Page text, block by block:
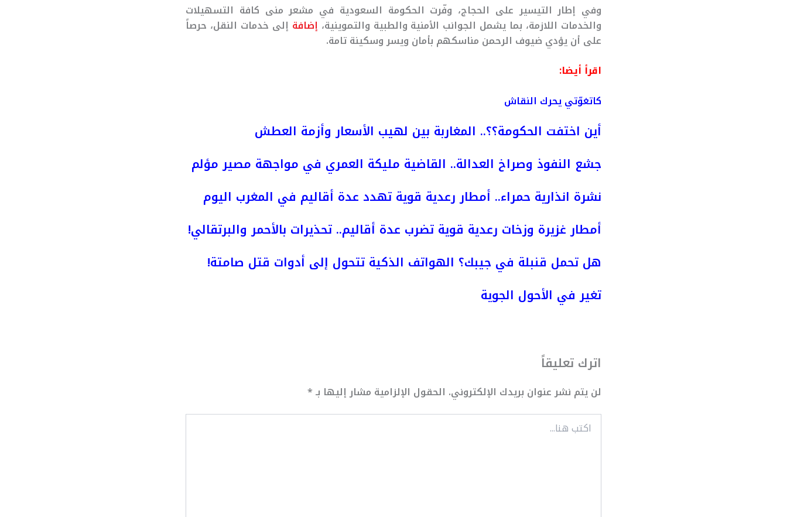
وفي إطار التيسير على الحجاج، وفّرت الحكومة السعودية في مشعر منى كافة التسهيلات
والخدمات اللازمة، بما يشمل الجوانب الأمنية والطبية والتموينية، إضافة إلى خدمات النقل، حرصاً
على أن يؤدي ضيوف الرحمن مناسكهم بأمان ويسر وسكينة تامة.
اقرأ أيضا:
كاتغوّتي يحرك النقاش
أين اختفت الحكومة؟؟.. المغاربة بين لهيب الأسعار وأزمة العطش
جشع النفوذ وصراخ العدالة.. القاضية مليكة العمري في مواجهة مصير مؤلم
نشرة انذارية حمراء.. أمطار رعدية قوية تهدد عدة أقاليم في المغرب اليوم
أمطار غزيرة وزخات رعدية قوية تضرب عدة أقاليم.. تحذيرات بالأحمر والبرتقالي!
هل تحمل قنبلة في جيبك؟ الهواتف الذكية تتحول إلى أدوات قتل صامتة!
تغير في الأحول الجوية
اترك تعليقاً
لن يتم نشر عنوان بريدك الإلكتروني. الحقول الإلزامية مشار إليها بـ*
اكتب
هنا...